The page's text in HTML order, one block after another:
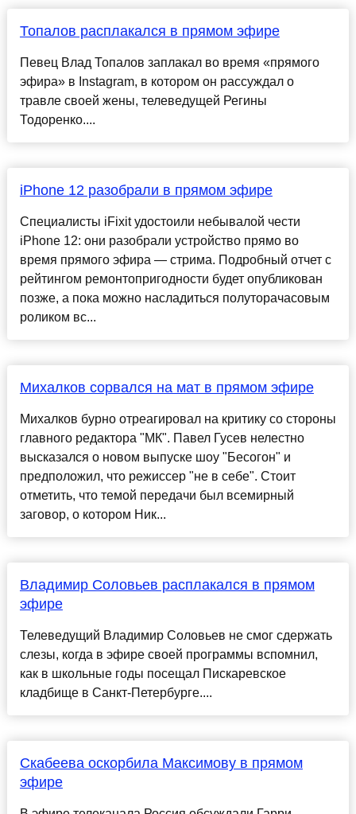
Топалов расплакался в прямом эфире
Певец Влад Топалов заплакал во время «прямого
эфира» в Instagram, в котором он рассуждал о
травле своей жены, телеведущей Регины
Тодоренко....
iPhone 12 разобрали в прямом эфире
Специалисты iFixit удостоили небывалой чести
iPhone 12: они разобрали устройство прямо во
время прямого эфира — стрима. Подробный отчет с
рейтингом ремонтопригодности будет опубликован
позже, а пока можно насладиться полуторачасовым
роликом вс...
Михалков сорвался на мат в прямом эфире
Михалков бурно отреагировал на критику со стороны
главного редактора "МК". Павел Гусев нелестно
высказался о новом выпуске шоу "Бесогон" и
предположил, что режиссер "не в себе". Стоит
отметить, что темой передачи был всемирный
заговор, о котором Ник...
Владимир Соловьев расплакался в прямом
эфире
Телеведущий Владимир Соловьев не смог сдержать
слезы, когда в эфире своей программы вспомнил,
как в школьные годы посещал Пискаревское
кладбище в Санкт-Петербурге....
Скабеева оскорбила Максимову в прямом
эфире